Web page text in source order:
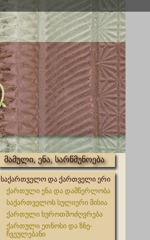
მამული, ენა, სარწმუნოება
საქართველო და ქართველი ერი
ქართული ენა და დამწერლობა
საქართველოს სულიერი მისია
ქართული ხუროთმოძღვრება
ქართული ეთნოსი და ზნე-
ჩვეულებანი